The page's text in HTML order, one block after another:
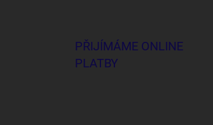
PŘIJÍMÁME ONLINE
PLATBY